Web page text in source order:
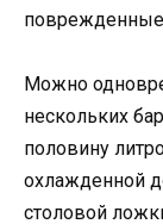
поврежденные
Можно
нескольких
половину
охлажденной
столовой